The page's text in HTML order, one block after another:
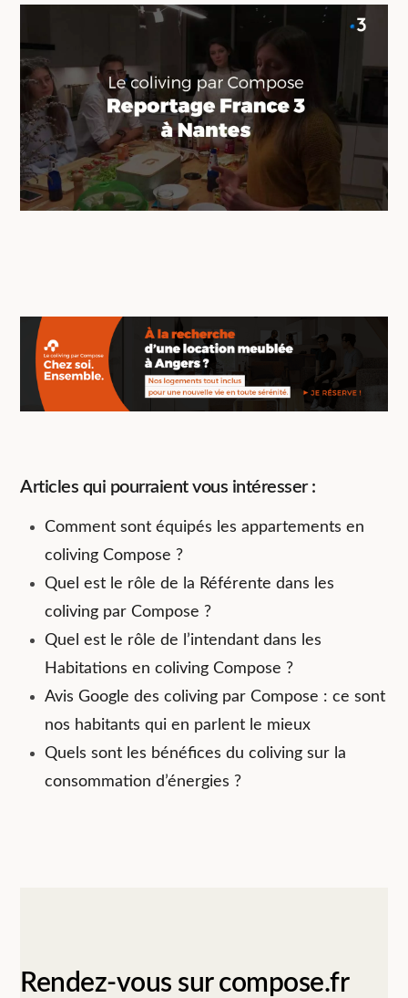
Articles qui pourraient vous intéresser :
Comment sont équipés les appartements en
coliving Compose ?
Quel est le rôle de la Référente dans les
coliving par Compose ?
Quel est le rôle de l’intendant dans les
Habitations en coliving Compose ?
Avis Google des coliving par Compose : ce sont
nos habitants qui en parlent le mieux
Quels sont les bénéfices du coliving sur la
consommation d’énergies ?
Rendez-vous sur compose.fr